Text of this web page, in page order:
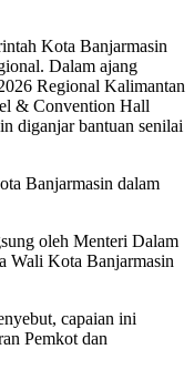
Kota Banjarmasin
Dalam ajang
Regional Kalimantan
& Convention Hall
diganjar bantuan senilai
Banjarmasin dalam
oleh Menteri Dalam
Wali Kota Banjarmasin
capaian ini
Pemkot dan